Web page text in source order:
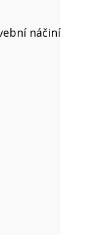
náčiní